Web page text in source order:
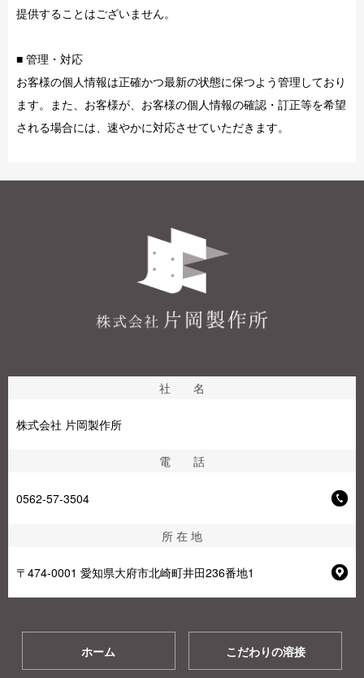
提供することはございません。
■ 管理・対応
お客様の個人情報は正確かつ最新の状態に保つよう管理しており
ます。また、お客様が、お客様の個人情報の確認・訂正等を希望
される場合には、速やかに対応させていただきます。
社 名
株式会社 片岡製作所
電 話
0562-57-3504
所 在 地
〒474-0001 愛知県大府市北崎町井田236番地1
ホーム こだわりの溶接